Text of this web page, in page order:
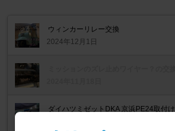
ウィンカーリレー交換
2024年12月1日
ダイハツミゼットDKA 京浜PE24取付け